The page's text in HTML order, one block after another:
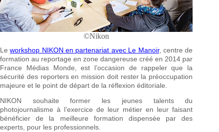
©Nikon
Leworkshop NIKON en partenariat avec Le Manoir, centre de
formation au reportage en zone dangereuse créé en 2014 par
France Médias Monde, est l’occasion de rappeler que la
sécurité des reporters en mission doit rester la préoccupation
majeure et le point de départ de la réflexion éditoriale.
NIKON souhaite former les jeunes talents du
photojournalisme à l’exercice de leur métier en leur faisant
bénéficier de la meilleure formation dispensée par des
experts, pour les professionnels.